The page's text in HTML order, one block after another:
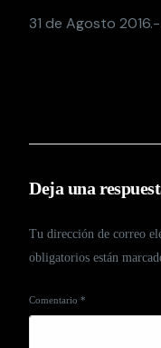
31 de Agosto
Deja una
Tu dirección de correo
obligatorios están
Comentario*